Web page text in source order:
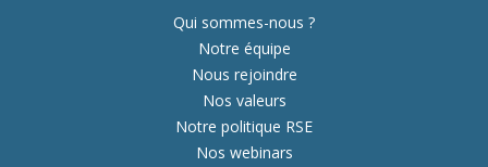
Qui sommes-nous ?
Notre équipe
Nous rejoindre
Nos valeurs
Notre politique RSE
Nos webinars